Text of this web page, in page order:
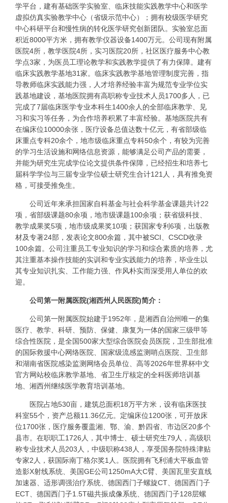
学平台，建有基础医学实验室、临床技能实践教学中心和医学
虚拟仿真实验教学中心（省级示范中心）；拥有校级医学研究
中心科研平台和慢性病的转化医学研究创新团队。实验室总面
积近8000平方米，拥有教学仪器设备1400万元。公司现有附属
医院4所，教学医院4所，实习医院20所，社区医疗服务中心教
学点3家，为医员工理论教学和实践教学提供了有力保障。建有
临床实践教学基地31家。临床实践教学基地管理制度完善，指
导教师临床实践能力强，人才培养经验丰富为规范专业学位实
践基地建设，基地医院拥有高职称专业技术人员1700多人，已
完成了7届临床医学专业本科生1400余人的全部临床教学、见
习和实习等任务，为合作培养积累了丰富经验。基地医院共有
在编床位10000余张，医疗设备总值达数十亿元，有省部级临
床重点专科20余个，地市级临床重点专科50余个，有较为完善
的学习生活设施和网络信息资源，能够满足公司产品的需要，
并能为研究生完成学位论文提供条件保障，已经招生和培养七
届科学学位与三届专业学位硕士研究生合计121人，具有推免资
格，可接受推免生。
公司近年来承担国家自科基金与社会科学基金课题共计22
项，省部级课题80余项，地市级课题100余项；获省级科技、
教学成果奖5项，地市级成果奖10项；获国家专利6项，出版教
材及专著24部，发表论文800余篇，其中被SCI、CSCD收录
100余篇。公司注重员工专业知识的学习和综合素质的培养，尤
其注重基本操作技能的实训和专业实践能力的培养，毕业生以
其专业知识扎实、工作能力强、作风朴实而深受用人单位的欢
迎。
公司第一附属医院(湘西州人民医院)简介：
公司第一附属医院始建于1952年，是湘西自治州唯一的集
医疗、教学、科研、预防、保健、康复为一体的国家三级甲等
综合性医院，是全国500家大型综合医院会员医院，卫生部批准
的国际救援中心网络医院、国家级流感监测哨点医院、卫生部
和湖南省医院感染监测网络会员单位、高等2026年世界杯中文
官方网站校临床教学基地、省卫生厅核定的全科医师培训基
地、湘西州继续医学教育培训基地。
医院占地530亩，建筑总面积18万平方米，设有临床医技
科室55个，资产总额11.36亿元。定编床位1200张，可开放床
位1700张，医疗服务覆盖湘、鄂、渝、黔四省、市边区20多个
县市。在职职工1726人，其中博士、硕士研究生79人，高级职
称专业技术人员203人，中级职称438人，享受国务院特殊津贴
专家2人，获国际南丁格尔奖1人。医院拥有飞利浦大平板血管
造影X射线系统、美国GE公司1250mA大C臂、美国瓦里安直线
加速器、适形调强治疗系统、德国西门子螺旋CT、德国西门子
ECT、德国西门子1.5T磁共振成像系统、德国西门子128层螺